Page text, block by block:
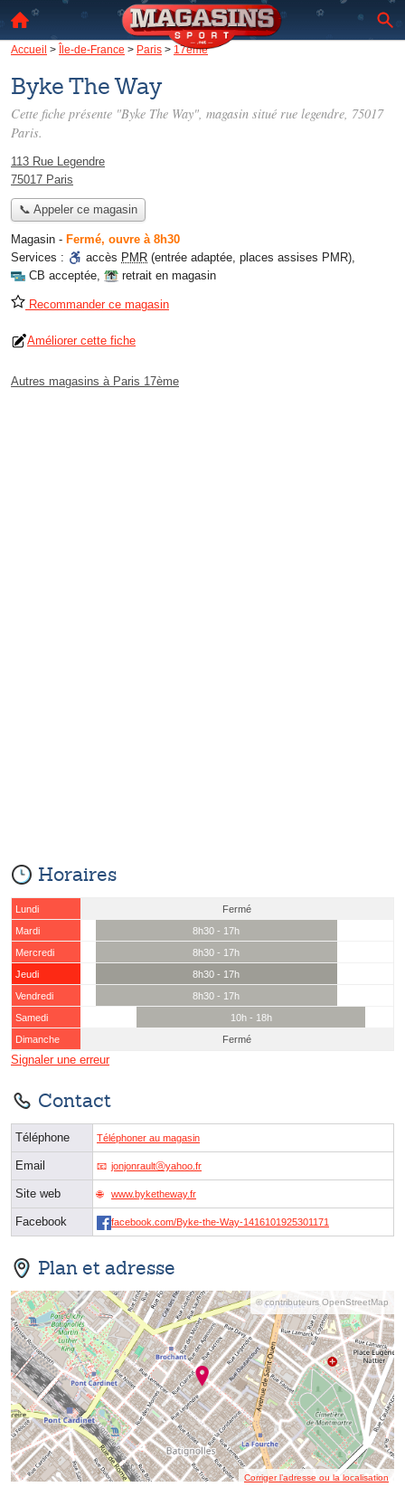
Accueil > Île-de-France > Paris > 17ème
Byke The Way
Cette fiche présente "Byke The Way", magasin situé rue legendre, 75017
Paris.
113 Rue Legendre
75017 Paris
📞 Appeler ce magasin
Magasin - Fermé, ouvre à 8h30
Services :
accès PMR (entrée adaptée, places assises PMR),
CB acceptée, retrait en magasin
Recommander ce magasin
Améliorer cette fiche
Autres magasins à Paris 17ème
Horaires
Lundi
Fermé
Mardi
8h30 - 17h
Mercredi
8h30 - 17h
Jeudi
8h30 - 17h
Vendredi
8h30 - 17h
Samedi
10h - 18h
Dimanche
Fermé
Signaler une erreur
Contact
Téléphone Téléphoner au magasin
Email jonjonraultⓐyahoo.fr
Site web www.byketheway.fr
Facebook facebook.com/Byke-the-Way-1416101925301171
Plan et adresse
© contributeurs OpenStreetMap
Corriger l’adresse ou la localisation